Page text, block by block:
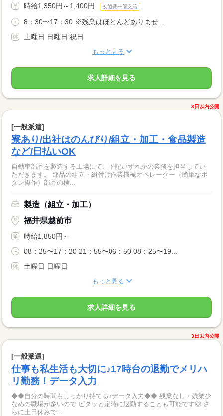
時給1,350円～1,400円 交通費一部支給
8：30〜17：30 ※残業はほとんどありませ...
土曜日 日曜日 祝日
もっと見る
求人詳細を見る
3日以内公開
[一般派遣]
寮あり/出社はのんびり/組立・加工・食品製造
など/日払いOK
自動車部品を製造する工場にて、下記いずれかの業務を担当してい
ただきます。 部品の組立・組付け作業機械オペレーター（簡単なボ
タン操作）部品の検...
製造（組立・加工）
福井県越前市
時給1,850円～
08：25〜17：20 21：55〜06：50 08：25〜19...
土曜日 日曜日
もっと見る
求人詳細を見る
3日以内公開
[一般派遣]
仕事も私生活も大切に♪17時台の退勤でメリハ
リ勤務！データ入力
◆◆自分の時間もしっかり持てる♪データ入力◆◆ 残業なし・残業少
なめの職場が多いので ピタッと定時に退勤することも可能です◎ さ
らに土日休みで...